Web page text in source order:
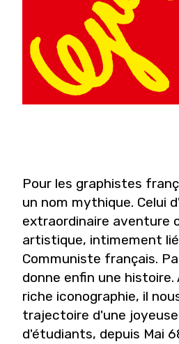
Pour les graphistes
un nom mythique. Celui
extraordinaire aventure
artistique, intimement
Communiste français.
donne enfin une histoire.
riche iconographie, il
trajectoire d'une
d'étudiants, depuis Mai